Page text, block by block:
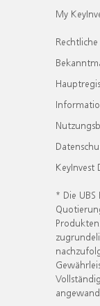
My
KeyInvest
* Die